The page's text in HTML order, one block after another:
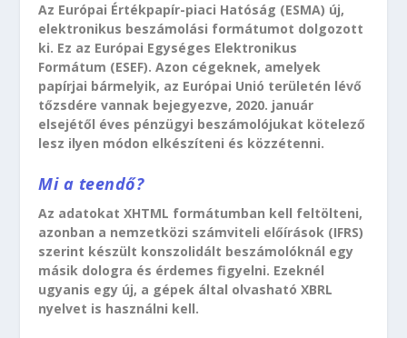
Az Európai Értékpapír-piaci Hatóság (ESMA) új,
elektronikus beszámolási formátumot dolgozott
ki. Ez az Európai Egységes Elektronikus
Formátum (ESEF). Azon cégeknek, amelyek
papírjai bármelyik, az Európai Unió területén lévő
tőzsdére vannak bejegyezve, 2020. január
elsejétől éves pénzügyi beszámolójukat kötelező
lesz ilyen módon elkészíteni és közzétenni.
Mi a teendő?
Az adatokat XHTML formátumban kell feltölteni,
azonban a nemzetközi számviteli előírások (IFRS)
szerint készült konszolidált beszámolóknál egy
másik dologra és érdemes figyelni. Ezeknél
ugyanis egy új, a gépek által olvasható XBRL
nyelvet is használni kell.